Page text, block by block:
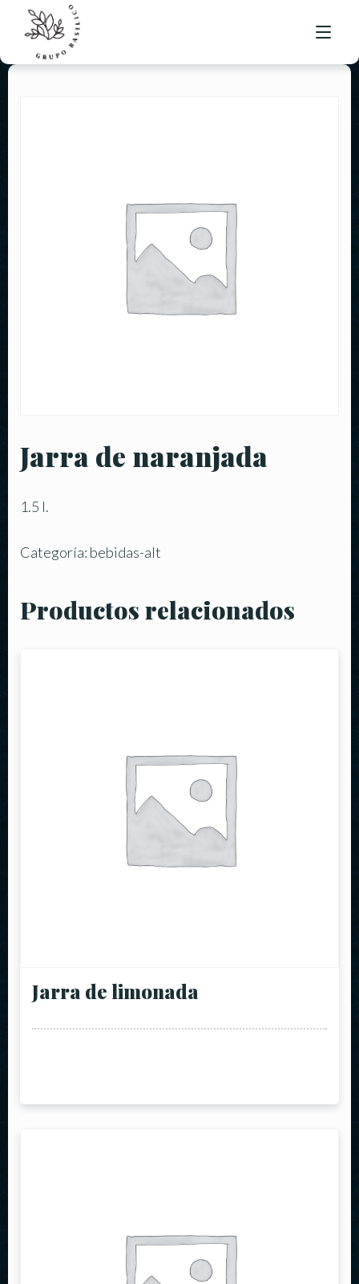
Jarra de naranjada
1.5 l.
Categoría: bebidas-alt
Productos relacionados
Jarra de limonada